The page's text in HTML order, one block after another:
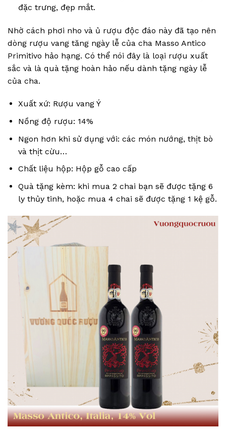
đặc trưng, đẹp mắt.
Nhờ cách phơi nho và ủ rượu độc đáo này đã tạo nên
dòng rượu vang tăng ngày lễ của cha Masso Antico
Primitivo hảo hạng. Có thể nói đây là loại rượu xuất
sắc và là quà tặng hoàn hảo nếu dành tặng ngày lễ
của cha.
Xuất xứ: Rượu vang Ý
Nồng độ rượu: 14%
Ngon hơn khi sử dụng với: các món nướng, thịt bò
và thịt cừu…
Chất liệu hộp: Hộp gỗ cao cấp
Quà tặng kèm: khi mua 2 chai bạn sẽ được tặng 6
ly thủy tinh, hoặc mua 4 chai sẽ được tặng 1 kệ gỗ.